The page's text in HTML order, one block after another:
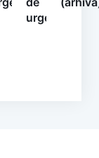
urgență